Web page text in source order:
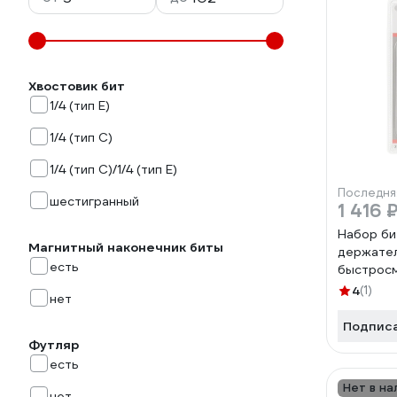
Хвостовик бит
1/4 (тип Е)
1/4 (тип С)
1/4 (тип С)/1/4 (тип Е)
шестигранный
Магнитный наконечник биты
есть
нет
Футляр
есть
1 416
Набор
4(1)
Нет в